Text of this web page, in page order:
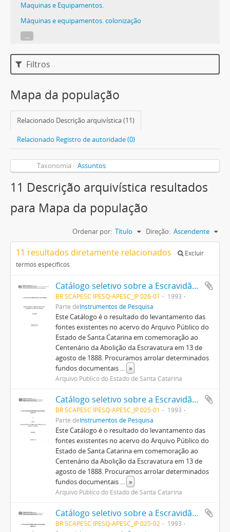
Maquinas e Equipamentos.
Máquinas e equipamentos. colonização
...
Filtros
Mapa da população
Relacionado Descrição arquivística (11)
Relacionado Registro de autoridade (0)
Taxonomia Assuntos
11 Descrição arquivística resultados
para Mapa da população
Ordenar por: Título Direção: Ascendente
11 resultados diretamente relacionados
Excluir
termos específicos
Catálogo seletivo sobre a Escravidão. Fonte: Ofícios das Chefias da Polícia para Presidência da Província (1833/1870)
BR SCAPESC IPESQ-APESC_IP 026-01
1993
Parte deInstrumentos de Pesquisa
Este Catálogo é o resultado do levantamento das
fontes existentes no acervo do Arquivo Público do
Estado de Santa Catarina em comemoração ao
Centenário da Abolição da Escravatura em 13 de
agosto de 1888. Procuramos arrolar determinados
fundos documentais ... »
Arquivo Público do Estado de Santa Catarina
Catálogo seletivo sobre a Escravidão. Fonte: Ofícios das Chefias da Polícia para Presidência da Província (1855/1859), v. 1
BR SCAPESC IPESQ-APESC_IP 025-01
1993
Parte deInstrumentos de Pesquisa
Este Catálogo é o resultado do levantamento das
fontes existentes no acervo do Arquivo Público do
Estado de Santa Catarina em comemoração ao
Centenário da Abolição da Escravatura em 13 de
agosto de 1888. Procuramos arrolar determinados
fundos documentais ... »
Arquivo Público do Estado de Santa Catarina
Catálogo seletivo sobre a Escravidão. Fonte: Ofícios das Chefias da Polícia para Presidência da Província (1860/1862), v. 2.
BR SCAPESC IPESQ-APESC_IP 025-02
1993